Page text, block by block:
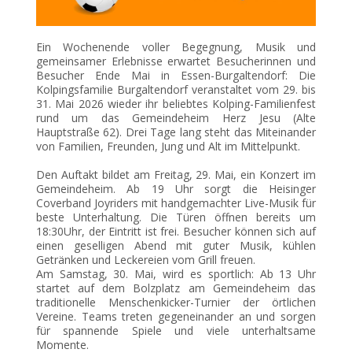
Ein Wochenende voller Begegnung, Musik und
gemeinsamer Erlebnisse erwartet Besucherinnen und
Besucher Ende Mai in Essen-Burgaltendorf: Die
Kolpingsfamilie Burgaltendorf veranstaltet vom 29. bis
31. Mai 2026 wieder ihr beliebtes Kolping-Familienfest
rund um das Gemeindeheim Herz Jesu (Alte
Hauptstraße 62). Drei Tage lang steht das Miteinander
von Familien, Freunden, Jung und Alt im Mittelpunkt.
Den Auftakt bildet am Freitag, 29. Mai, ein Konzert im
Gemeindeheim. Ab 19 Uhr sorgt die Heisinger
Coverband Joyriders mit handgemachter Live-Musik für
beste Unterhaltung. Die Türen öffnen bereits um
18:30Uhr, der Eintritt ist frei. Besucher können sich auf
einen geselligen Abend mit guter Musik, kühlen
Getränken und Leckereien vom Grill freuen.
Am Samstag, 30. Mai, wird es sportlich: Ab 13 Uhr
startet auf dem Bolzplatz am Gemeindeheim das
traditionelle Menschenkicker-Turnier der örtlichen
Vereine. Teams treten gegeneinander an und sorgen
für spannende Spiele und viele unterhaltsame
Momente.